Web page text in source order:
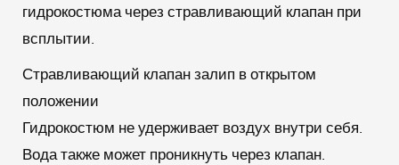
гидрокостюма через стравливающий клапан при
всплытии.
Стравливающий клапан залип в открытом
положении
Гидрокостюм не удерживает воздух внутри себя.
Вода также может проникнуть через клапан.